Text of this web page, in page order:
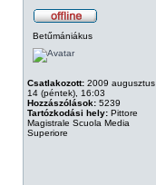
Betűmániákus
Csatlakozott: 2009 augusztus
14 (péntek), 16:03
Hozzászólások: 5239
Tartózkodási hely: Pittore
Magistrale Scuola Media
Superiore